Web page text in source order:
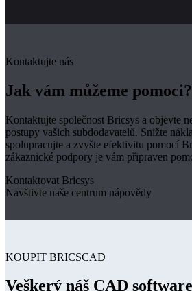
Kontaktujte nás
Jak vám můžeme pomoci?
Kontaktujte společnost Bricsys a objevte
postupy vašich subdodavatelů. Snižte
spolupracujte a zvyšte efektivitu pomocí
zákaznické podpory je vám připraven
Kontaktovat Bricsys
Navštivte naše centrum nápovědy
KOUPIT BRICSCAD
Veškerý náš CAD software